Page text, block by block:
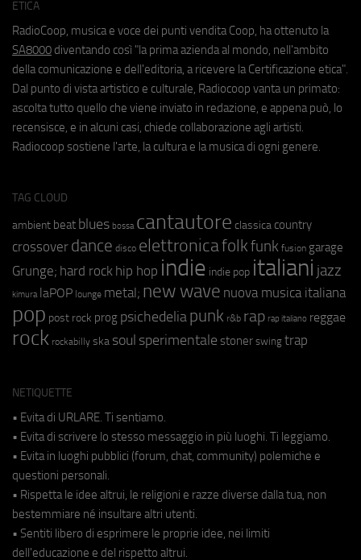
ETICA
RadioCoop, musica e voce dei punti vendita Coop, ha ottenuto la
SA8000 diventando così "la prima azienda al mondo, nell'ambito
della comunicazione e dell'editoria, a ricevere la Certificazione etica".
Dal punto di vista artistico e culturale, Radiocoop vanta un primato:
ascolta tutto quello che viene inviato in redazione, e appena può, lo
recensisce, e in alcuni casi, chiede collaborazione agli artisti.
Radiocoop sostiene l'arte, la cultura e la musica di ogni genere.
TAG CLOUD
ambient beat blues bossa cantautore classica country
crossover dance disco elettronicafolkfunk fusion garage
Grunge; hard rock hip hop indie indie pop italiani jazz
kimura laPOP lounge metal; new wave nuova musica italiana
pop post rock prog psichedeliapunk r&b rap rap italiano reggae
rock rockabilly ska soul sperimentale stoner swing trap
NETIQUETTE
• Evita di URLARE. Ti sentiamo.
• Evita di scrivere lo stesso messaggio in più luoghi. Ti leggiamo.
• Evita in luoghi pubblici (forum, chat, community) polemiche e
questioni personali.
• Rispetta le idee altrui, le religioni e razze diverse dalla tua, non
bestemmiare né insultare altri utenti.
• Sentiti libero di esprimere le proprie idee, nei limiti
dell'educazione e del rispetto altrui.